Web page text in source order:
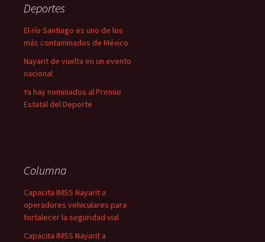
Deportes
El río Santiago es uno de los
más contaminados de México
Nayarit de vuelta en un evento
nacional
Ya hay nominados al Premio
Estatal del Deporte
Columna
Capacita IMSS Nayarit a
operadores vehiculares para
fortalecer la seguridad vial
Capacita IMSS Nayarit a